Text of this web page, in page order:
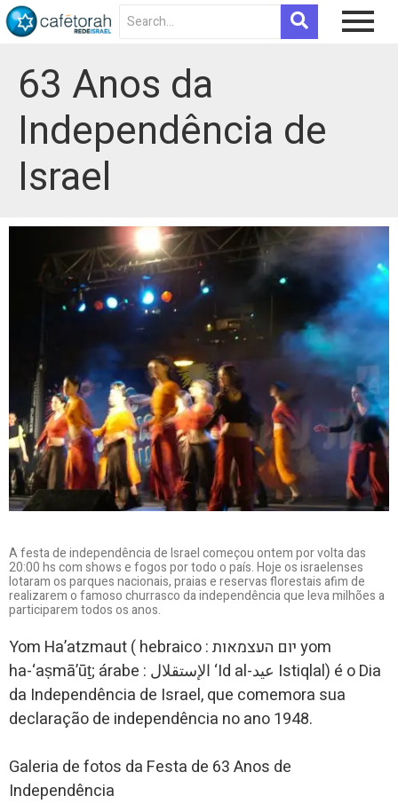
63 Anos da
Independência de
Israel
A festa de independência de Israel começou ontem por volta das
20:00 hs com shows e fogos por todo o país. Hoje os israelenses
lotaram os parques nacionais, praias e reservas florestais afim de
realizarem o famoso churrasco da independência que leva milhões a
participarem todos os anos.
Yom Ha’atzmaut ( hebraico : יום העצמאות yom
ha-‘aṣmā’ūṯ; árabe : الإستقلال ‘Id al-عيد Istiqlal) é o Dia
da Independência de Israel, que comemora sua
declaração de independência no ano 1948.
Galeria de fotos da Festa de 63 Anos de
Independência